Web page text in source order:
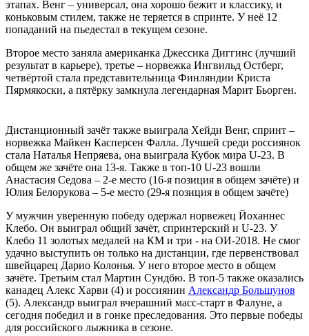
этапах. Венг – универсал, она хорошо бежит и классику, и
коньковым стилем, также не теряется в спринте. У неё 12
попаданий на пьедестал в текущем сезоне.
Второе место заняла американка Джессика Диггинс (лучший
результат в карьере), третье – норвежка Ингвильд Остберг,
четвёртой стала представительница Финляндии Криста
Пярмякоски, а пятёрку замкнула легендарная Марит Бьорген.
Дистанционный зачёт также выиграла Хейди Венг, спринт –
норвежка Майкен Касперсен Фалла. Лучшей среди россиянок
стала Наталья Непряева, она выиграла Кубок мира U-23. В
общем же зачёте она 13-я. Также в топ-10 U-23 вошли
Анастасия Седова – 2-е место (16-я позиция в общем зачёте) и
Юлия Белорукова – 5-е место (29-я позиция в общем зачёте)
У мужчин уверенную победу одержал норвежец Йоханнес
Клебо. Он выиграл общий зачёт, спринтерский и U-23. У
Клебо 11 золотых медалей на КМ и три - на ОИ-2018. Не смог
удачно выступить он только на дистанции, где первенствовал
швейцарец Дарио Колонья. У него второе место в общем
зачёте. Третьим стал Мартин Сундбю. В топ-5 также оказались
канадец Алекс Харви (4) и россиянин Александр Большунов
(5). Александр выиграл вчерашний масс-старт в Фалуне, а
сегодня победил и в гонке преследования. Это первые победы
для российского лыжника в сезоне.